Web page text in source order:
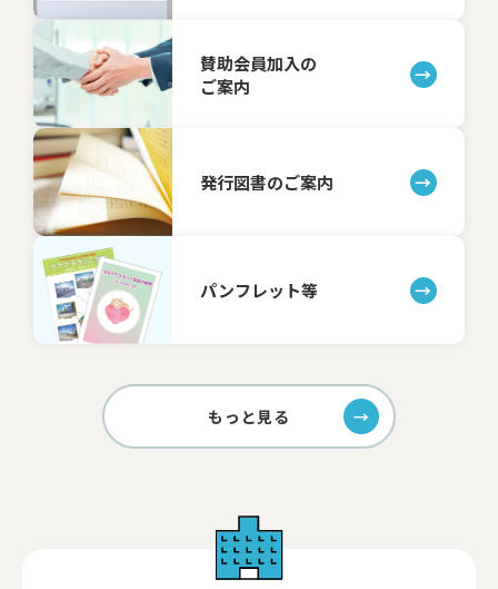
賛助会員加入の
ご案内
発行図書のご案内
パンフレット等
もっと見る